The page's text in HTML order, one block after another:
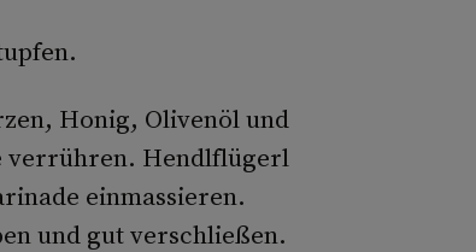
Honig, Olivenöl und
verrühren. Hendlflügerl
einmassieren.
und gut verschließen.